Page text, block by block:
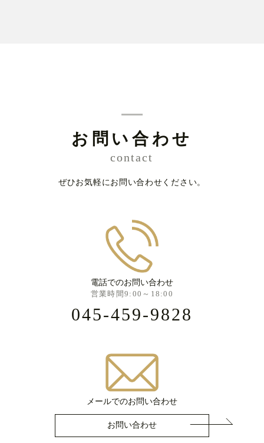
お問い合わせ
contact
ぜひお気軽にお問い合わせください。
電話でのお問い合わせ
営業時間9:00～18:00
045-459-9828
メールでのお問い合わせ
お問い合わせ